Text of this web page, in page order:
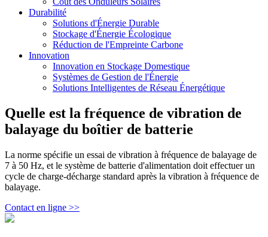
Durabilité
Solutions d'Énergie Durable
Stockage d'Énergie Écologique
Réduction de l'Empreinte Carbone
Innovation
Innovation en Stockage Domestique
Systèmes de Gestion de l'Énergie
Solutions Intelligentes de Réseau Énergétique
Quelle est la fréquence de vibration de
balayage du boîtier de batterie
La norme spécifie un essai de vibration à fréquence de balayage de
7 à 50 Hz, et le système de batterie d'alimentation doit effectuer un
cycle de charge-décharge standard après la vibration à fréquence de
balayage.
Contact en ligne >>